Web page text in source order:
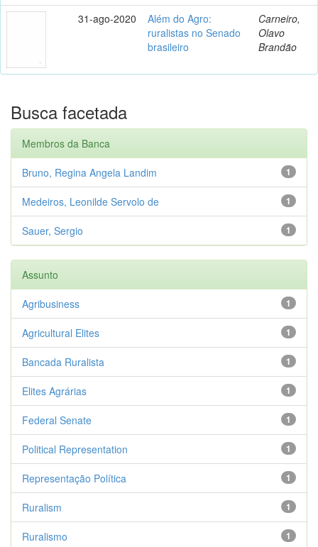
31-ago-2020
Além do Agro:
ruralistas no Senado
brasileiro
Carneiro,
Olavo
Brandão
Busca facetada
Membros da Banca
1
Bruno, Regina Angela Landim
1
Medeiros, Leonilde Servolo de
1
Sauer, Sergio
Assunto
1
Agribusiness
1
Agricultural Elites
1
Bancada Ruralista
1
Elites Agrárias
1
Federal Senate
1
Political Representation
1
Representação Política
1
Ruralism
1
Ruralismo